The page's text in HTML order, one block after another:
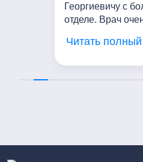
Георгиевичу с
отделе. Врач
жалобы, провел
Читать